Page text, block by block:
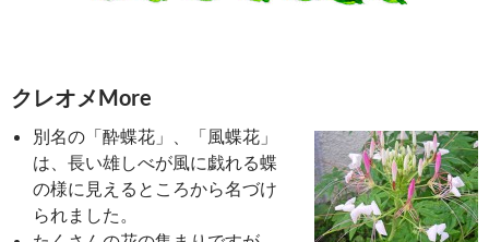
クレオメMore
別名の「酔蝶花」、「風蝶花」
は、長い雄しべが風に戯れる蝶
の様に見えるところから名づけ
られました。